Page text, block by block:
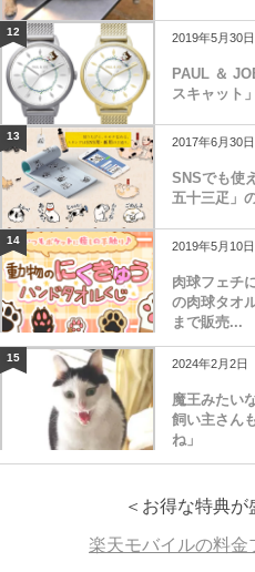
12 2019年5月30日
PAUL ＆
スキャット
13 2017年6月30日
SNSでも使
五十三疋」
14 2019年5月10日
肉球フェチ
の肉球タオ
まで販売...
15 2024年2月2日
魔王みたい
飼い主さん
ね」
＜お得な特典が
楽天モバイルの料金